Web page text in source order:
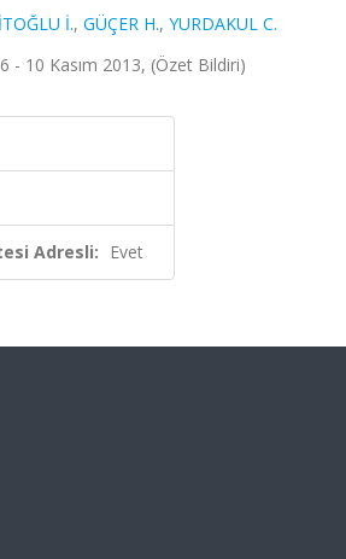
İ., GÜÇER H., YURDAKUL C.
- 10 Kasım 2013, (Özet Bildiri)
Adresli: Evet